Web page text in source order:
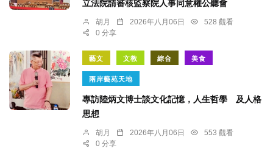
立法院請審核監察院人事同意權公聽會
胡月 2026年八月06日
528 觀看
0 分享
藝文 文教 綜合 美食
兩岸藝苑天地
專訪陸炳文博士談文化記憶，人生哲學 及人格
思想
胡月 2026年八月06日
553 觀看
0 分享